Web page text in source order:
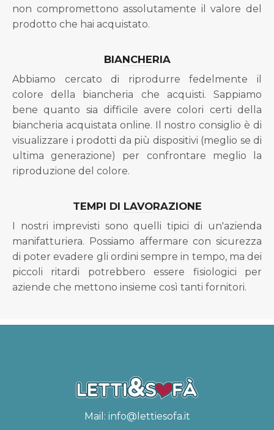
non compromettono assolutamente il valore del
prodotto che hai acquistato.
BIANCHERIA
Abbiamo cercato di riprodurre fedelmente il
colore della biancheria che acquisti. Sappiamo
bene quanto sia difficile avere colori certi della
biancheria acquistata online. Il nostro consiglio è di
visualizzare i prodotti da più dispositivi (meglio se di
ultima generazione) per confrontare meglio la
riproduzione del colore.
TEMPI DI LAVORAZIONE
I nostri imprevisti sono quelli tipici di un'azienda
manifatturiera. Possiamo affermare con sicurezza
di poter evadere gli ordini sempre in tempo, ma dei
piccoli ritardi potrebbero essere fisiologici per
aziende che mettono insieme così tanti fornitori.
Mail: info@lettiesofa.it